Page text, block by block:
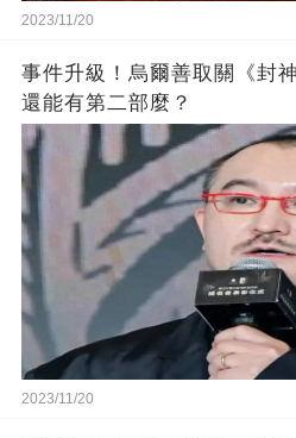
2023/11/20
事件升級！烏爾善取關《封
還能有第二部麼？
2023/11/20